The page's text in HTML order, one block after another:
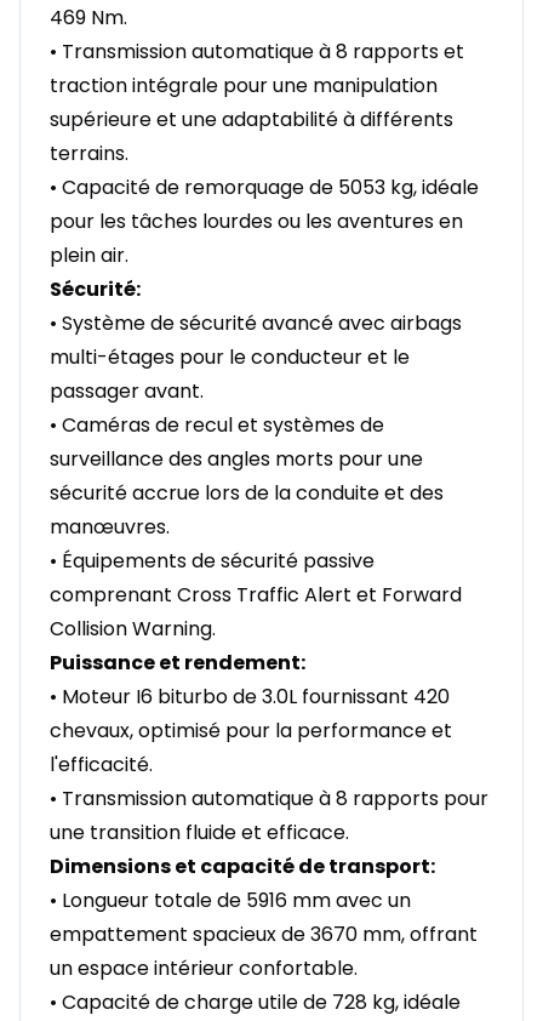
469 Nm.
• Transmission automatique à 8 rapports et
traction intégrale pour une manipulation
supérieure et une adaptabilité à différents
terrains.
• Capacité de remorquage de 5053 kg, idéale
pour les tâches lourdes ou les aventures en
plein air.
Sécurité:
• Système de sécurité avancé avec airbags
multi-étages pour le conducteur et le
passager avant.
• Caméras de recul et systèmes de
surveillance des angles morts pour une
sécurité accrue lors de la conduite et des
manœuvres.
• Équipements de sécurité passive
comprenant Cross Traffic Alert et Forward
Collision Warning.
Puissance et rendement:
• Moteur I6 biturbo de 3.0L fournissant 420
chevaux, optimisé pour la performance et
l'efficacité.
• Transmission automatique à 8 rapports pour
une transition fluide et efficace.
Dimensions et capacité de transport:
• Longueur totale de 5916 mm avec un
empattement spacieux de 3670 mm, offrant
un espace intérieur confortable.
• Capacité de charge utile de 728 kg, idéale